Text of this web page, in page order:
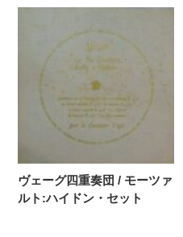
ヴェーグ四重奏団 / モーツァ
ルト:ハイドン・セット